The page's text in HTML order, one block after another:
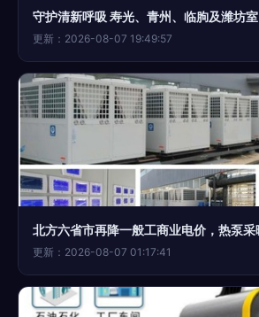
更新：2026-08-07 19:49:57
更新：2026-08-07 01:17:41